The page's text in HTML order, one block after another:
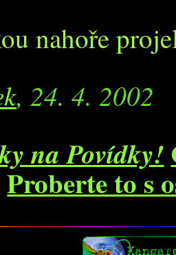
nahoře
, 24. 4. 2002
na Povídky!
Proberte to s